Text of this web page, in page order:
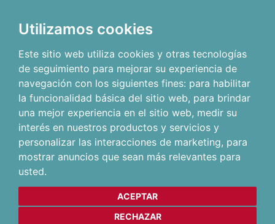
Utilizamos cookies
Este sitio web utiliza cookies y otras tecnologías
de seguimiento para mejorar su experiencia de
navegación con los siguientes fines: para habilitar
la funcionalidad básica del sitio web, para brindar
una mejor experiencia en el sitio web, medir su
interés en nuestros productos y servicios y
personalizar las interacciones de marketing, para
mostrar anuncios que sean más relevantes para
usted.
ACEPTAR
RECHAZAR